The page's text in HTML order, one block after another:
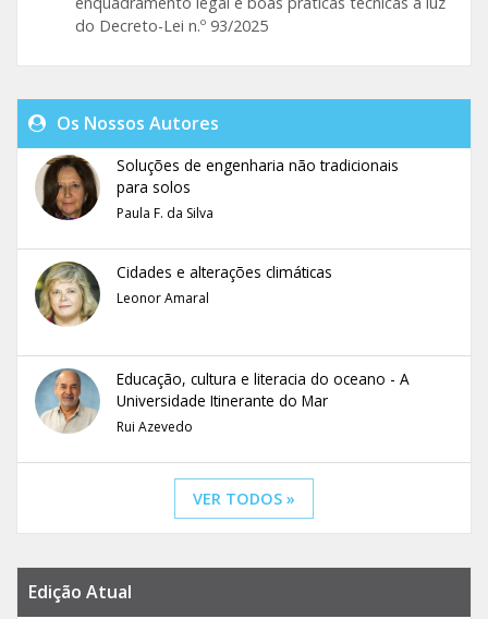
do Decreto-Lei n.º 93/2025
Os Nossos Autores
Soluções de engenharia não tradicionais
para solos
Paula F. da Silva
Cidades e alterações climáticas
Leonor Amaral
Educação, cultura e literacia do oceano - A
Universidade Itinerante do Mar
Rui Azevedo
VER TODOS »
Edição Atual